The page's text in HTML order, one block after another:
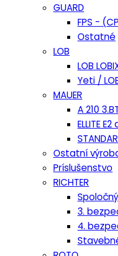
GUARD
FPS -
Ostatné
LOB
LOB
Yeti /
MAUER
A 210
ELLITE
Ostatní
Príslušenstvo
RICHTER
3.
4.